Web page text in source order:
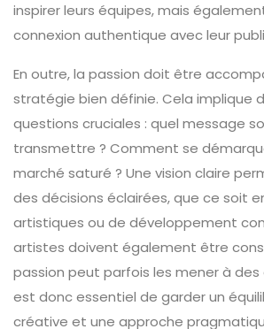
inspirer leurs équipes, mais
connexion authentique avec leur
En outre, la passion doit être
stratégie bien définie. Cela implique
questions cruciales : quel message
transmettre ? Comment se
marché saturé ? Une vision claire
des décisions éclairées, que ce soit
artistiques ou de développement
artistes doivent également être
passion peut parfois les mener à des
est donc essentiel de garder un
créative et une approche